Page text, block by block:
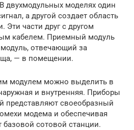
двухмодульных моделях один
а другой создает область
части друг с другом
кабелем. Приемный модуль
отвечающий за
— в помещении.
модулем можно выделить в
и внутренняя. Приборы
представляют своеобразный
модема и обеспечивая
сотовой станции.